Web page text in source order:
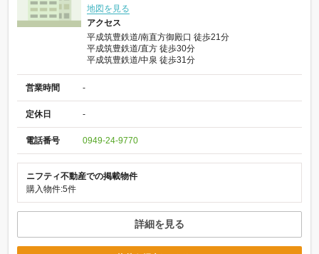
地図を見る
アクセス
平成筑豊鉄道/南直方御殿口 徒歩21分
平成筑豊鉄道/直方 徒歩30分
平成筑豊鉄道/中泉 徒歩31分
営業時間 -
定休日 -
電話番号 0949-24-9770
ニフティ不動産での掲載物件
購入物件:5件
詳細を見る